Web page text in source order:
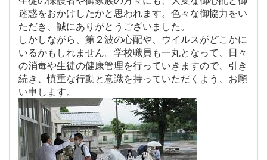
迷惑をおかけしたかと思われます。色々な御協力をい
ただき、誠にありがとうございました。
しかしながら、第２波の心配や、ウイルスがどこかに
いるかもしれません。学校職員も一丸となって、日々
の消毒や生徒の健康管理を行っていきますので、引き
続き、慎重な行動と意識を持っていただくよう、お願
い申します。